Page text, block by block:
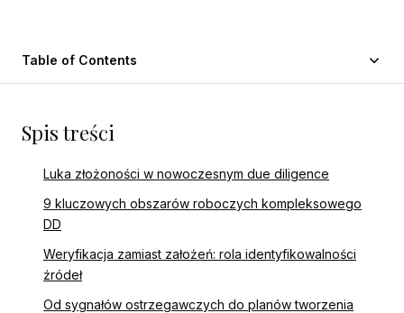
Table of Contents
Spis treści
Luka złożoności w nowoczesnym due diligence
9 kluczowych obszarów roboczych kompleksowego
DD
Weryfikacja zamiast założeń: rola identyfikowalności
źródeł
Od sygnałów ostrzegawczych do planów tworzenia